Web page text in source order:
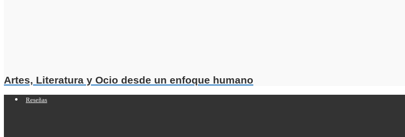
Artes, Literatura y Ocio desde un enfoque humano
Reseñas